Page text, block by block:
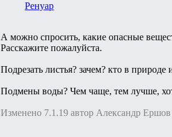
Ренуар
А можно спросить, какие опасные
Расскажите пожалуйста.
Подрезать листья? зачем? кто в природе
Подмены воды? Чем чаще, тем лучше,
Изменено 7.1.19 автор Александр Ершов